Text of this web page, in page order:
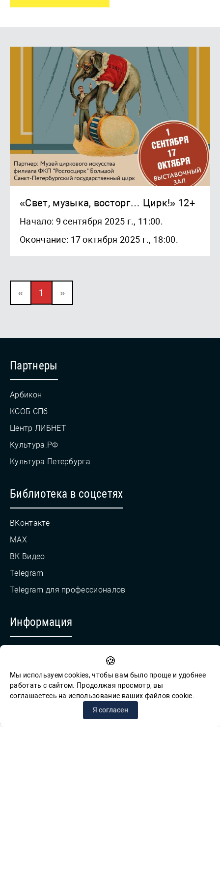
«Свет, музыка, восторг… Цирк!» 12+
Начало: 9 сентября 2025 г., 11:00.
Окончание: 17 октября 2025 г., 18:00.
« 1 »
Партнеры
Арбикон
КСОБ СПб
Центр ЛИБНЕТ
Культура.РФ
Культура Петербурга
Библиотека в соцсетях
ВКонтакте
MAX
ВК Видео
Telegram
Telegram для профессионалов
Информация
Обратная связь для сообщений о фактах коррупции
© СПб ГБУК ГСЦБС, 2012-2026 гг.
🍪
Мы используем cookies, чтобы вам было проще и удобнее
работать с сайтом. Продолжая просмотр, вы
соглашаетесь на использование ваших файлов cookie.
Я согласен